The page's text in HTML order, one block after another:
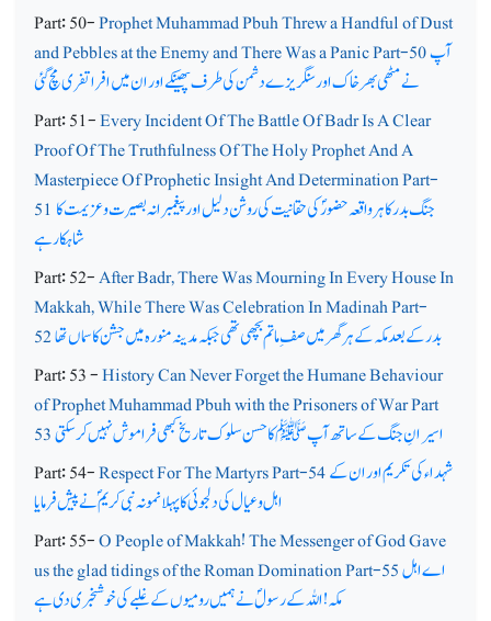
Part: 50-Prophet Muhammad Pbuh Threw a Handful of Dust
and Pebbles at the Enemy and There Was a Panic Part-50آپ
نے مٹھی بھر خاک اور سنگریزے دشمن کی طرف پھینکے اور ان میں افراتفری مچ گئی
Part: 51-Every Incident Of The Battle Of Badr Is A Clear
Proof Of The Truthfulness Of The Holy Prophet And A
Masterpiece Of Prophetic Insight And Determination Part-
51 جنگ بدر کا ہر واقعہ حضورؐ کی حقانیت کی روشن دلیل اور پیغمبرانہ بصیرت و عزیمت کا
شاہکار ہے
Part: 52-After Badr, There Was Mourning In Every House In
Makkah, While There Was Celebration In Madinah Part-
52بدر کے بعد مکہ کے ہر گھرمیں صف ِ ماتم بچھی تھی جبکہ مدینہ منورہ میں جشن کا سماں تھا
Part: 53 -History Can Never Forget the Humane Behaviour
of Prophet Muhammad Pbuh with the Prisoners of War Part
53اسیرانِ جنگ کے ساتھ آپ ﷺ کا حسن سلوک تاریخ کبھی فراموش نہیں کرسکتی
Part: 54-Respect For The Martyrs Part-54شہداء کی تکریم اور ان کے
اہل و عیال کی دلجوئی کا پہلا نمونہ نبی کریمؐ نے پیش فرمایا
Part: 55-O People of Makkah! The Messenger of God Gave
us the glad tidings of the Roman Domination Part-55اے اہل
مکہ! اللہ کے رسولؐ نے ہمیں رومیوں کے غلبے کی خوشخبری دی ہے